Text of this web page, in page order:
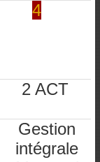
4
2 ACT
Gestion
intégrale